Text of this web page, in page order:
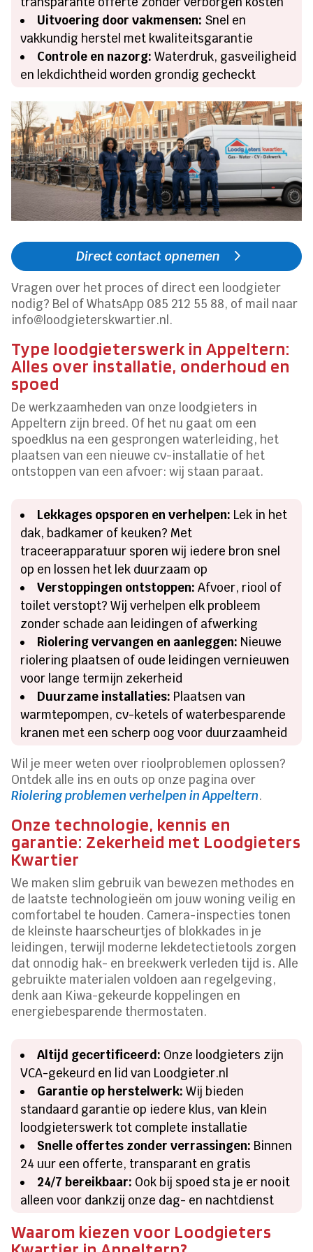
Uitvoering door vakmensen: Snel en
vakkundig herstel met kwaliteitsgarantie
Controle en nazorg: Waterdruk, gasveiligheid
en lekdichtheid worden grondig gecheckt
Direct contact opnemen
Vragen over het proces of direct een loodgieter
nodig? Bel of WhatsApp 085 212 55 88, of mail naar
info@loodgieterskwartier.nl.
Type loodgieterswerk in Appeltern:
Alles over installatie, onderhoud en
spoed
De werkzaamheden van onze loodgieters in
Appeltern zijn breed. Of het nu gaat om een
spoedklus na een gesprongen waterleiding, het
plaatsen van een nieuwe cv-installatie of het
ontstoppen van een afvoer: wij staan paraat.
Lekkages opsporen en verhelpen: Lek in het
dak, badkamer of keuken? Met
traceerapparatuur sporen wij iedere bron snel
op en lossen het lek duurzaam op
Verstoppingen ontstoppen: Afvoer, riool of
toilet verstopt? Wij verhelpen elk probleem
zonder schade aan leidingen of afwerking
Riolering vervangen en aanleggen: Nieuwe
riolering plaatsen of oude leidingen vernieuwen
voor lange termijn zekerheid
Duurzame installaties: Plaatsen van
warmtepompen, cv-ketels of waterbesparende
kranen met een scherp oog voor duurzaamheid
Wil je meer weten over rioolproblemen oplossen?
Ontdek alle ins en outs op onze pagina over
Riolering problemen verhelpen in Appeltern.
Onze technologie, kennis en
garantie: Zekerheid met Loodgieters
Kwartier
We maken slim gebruik van bewezen methodes en
de laatste technologieën om jouw woning veilig en
comfortabel te houden. Camera-inspecties tonen
de kleinste haarscheurtjes of blokkades in je
leidingen, terwijl moderne lekdetectietools zorgen
dat onnodig hak- en breekwerk verleden tijd is. Alle
gebruikte materialen voldoen aan regelgeving,
denk aan Kiwa-gekeurde koppelingen en
energiebesparende thermostaten.
Altijd gecertificeerd: Onze loodgieters zijn
VCA-gekeurd en lid van Loodgieter.nl
Garantie op herstelwerk: Wij bieden
standaard garantie op iedere klus, van klein
loodgieterswerk tot complete installatie
Snelle offertes zonder verrassingen: Binnen
24 uur een offerte, transparant en gratis
24/7 bereikbaar: Ook bij spoed sta je er nooit
alleen voor dankzij onze dag- en nachtdienst
Waarom kiezen voor Loodgieters